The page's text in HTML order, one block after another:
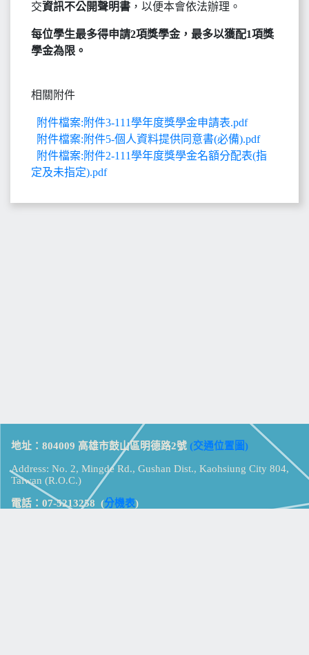
交資訊不公開聲明書 ，以便本會依法辦理。
每位學生最多得申請2項獎學金，最多以獲配1項獎
學金為限。
相關附件
附件檔案:附件3-111學年度獎學金申請表.pdf
附件檔案:附件5-個人資料提供同意書(必備).pdf
附件檔案:附件2-111學年度獎學金名額分配表(指
定及未指定).pdf
地址：804009 高雄市鼓山區明德路2號 (交通位置圖)
Address: No. 2, Mingde Rd., Gushan Dist., Kaohsiung City 804,
Taiwan (R.O.C.)
電話：07-5213258 (分機表)